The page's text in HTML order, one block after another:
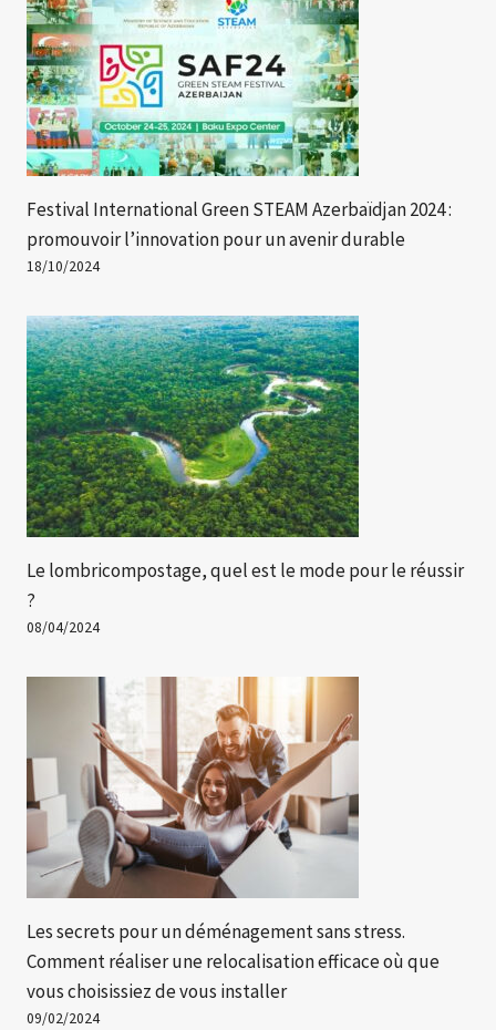
Festival International Green STEAM Azerbaïdjan 2024 :
promouvoir l’innovation pour un avenir durable
18/10/2024
Le lombricompostage, quel est le mode pour le réussir
?
08/04/2024
Les secrets pour un déménagement sans stress.
Comment réaliser une relocalisation efficace où que
vous choisissiez de vous installer
09/02/2024